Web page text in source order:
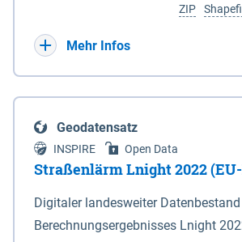
(DTK) im Maßstab 1 : 100 000
verkleinerte Amtliche Karte 1 : 5 000
projizierte Koordinaten im
Terrestrischen Referenzsystem 1989
der Universalen Transversalen
bezogen auf die Zone 32 N (UTM
(Anlage 4); Gleiches gilt für die
ZIP
Mehr Infos
Geodatensatz
INSPIRE Open Data
Straßenlärm Lnight 2022
Digitaler landesweiter
Berechnungsergebnisses Lnight